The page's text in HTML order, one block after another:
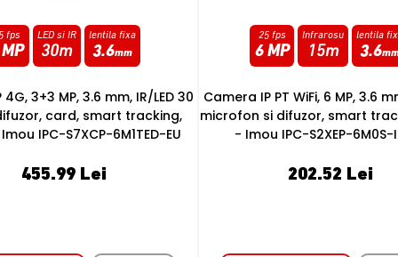
fps Infrarosu
15m
lentila fixa
3.6mm
WiFi, 6 MP, 3.6 mm, IR 15 m,
difuzor, smart tracking, card
IPC-S2XEP-6M0S-IMOU
202.52 Lei
15 fps
8 MP
Infrarosu
10m
lentila
3.6
Camera IP PT Wi-Fi 6, 8MP,
mic, difuzor, auto tracking,
apelare, card - Imou IPC-
197.81 Lei